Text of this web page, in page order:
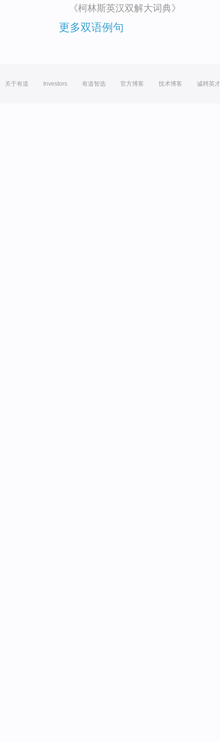
《柯林斯英汉双解大词典》
更多双语例句
关于有道 Investors 有道智选 官方博客 技术博客 诚聘英才